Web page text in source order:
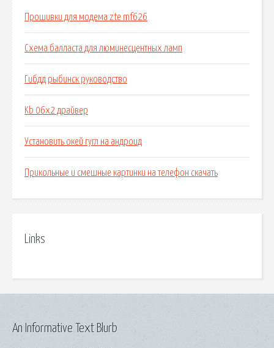
Прошивки для модема zte mf626
Схема балласта для люминесцентных ламп
Гибдд рыбинск руководство
Kb 06x2 драйвер
Установить окей гугл на андроид
Прикольные и смешные картинки на телефон скачать
Links
An Informative Text Blurb